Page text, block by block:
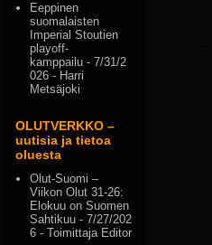
Eeppinen
suomalaisten
Imperial Stoutien
playoff-
kamppailu - 7/31/2
026 - Harri
Metsäjoki
OLUTVERKKO –
uutisia ja tietoa
oluesta
Olut-Suomi –
Viikon Olut 31-26:
Elokuu on Suomen
Sahtikuu - 7/27/202
6 - Toimittaja Editor